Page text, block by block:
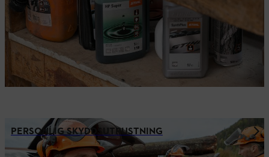
PERSONLIG SKYDDSUTRUSTNING